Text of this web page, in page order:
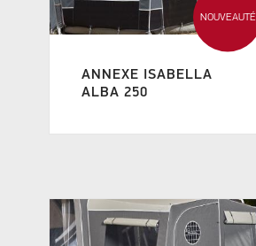
NOUVEAUTÉ
ANNEXE ISABELLA
ALBA 250